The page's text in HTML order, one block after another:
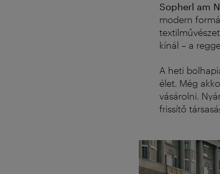
Sopherl am
modern
kínál – a
A heti
élet. Még
vásárolni.
frissítő